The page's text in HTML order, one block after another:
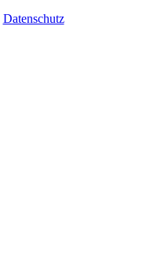
Datenschutz